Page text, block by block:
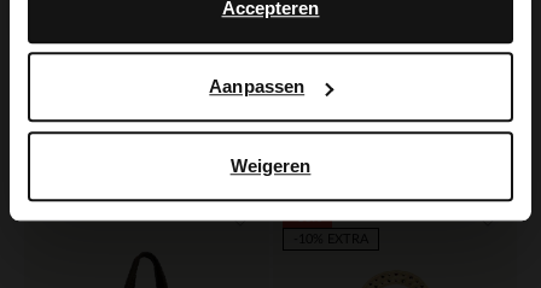
Accepteren
Aanpassen
Weigeren
Manfield
-60%